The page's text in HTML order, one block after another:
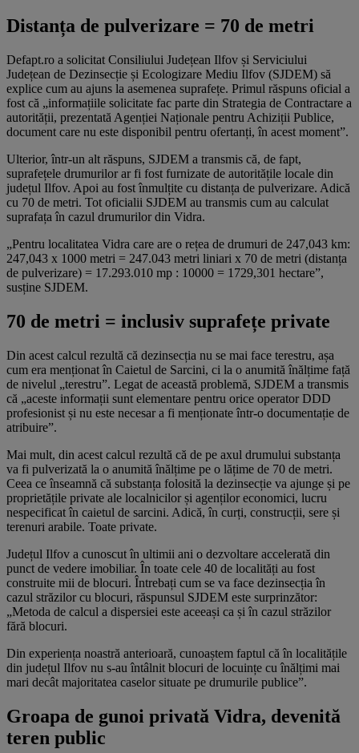
Distanța de pulverizare = 70 de metri
Defapt.ro a solicitat Consiliului Județean Ilfov și Serviciului
Județean de Dezinsecție și Ecologizare Mediu Ilfov (SJDEM) să
explice cum au ajuns la asemenea suprafețe. Primul răspuns oficial a
fost că „informațiile solicitate fac parte din Strategia de Contractare a
autorității, prezentată Agenției Naționale pentru Achiziții Publice,
document care nu este disponibil pentru ofertanți, în acest moment”.
Ulterior, într-un alt răspuns, SJDEM a transmis că, de fapt,
suprafețele drumurilor ar fi fost furnizate de autoritățile locale din
județul Ilfov. Apoi au fost înmulțite cu distanța de pulverizare. Adică
cu 70 de metri. Tot oficialii SJDEM au transmis cum au calculat
suprafața în cazul drumurilor din Vidra.
„Pentru localitatea Vidra care are o rețea de drumuri de 247,043 km:
247,043 x 1000 metri = 247.043 metri liniari x 70 de metri (distanța
de pulverizare) = 17.293.010 mp : 10000 = 1729,301 hectare”,
susține SJDEM.
70 de metri = inclusiv suprafețe private
Din acest calcul rezultă că dezinsecția nu se mai face terestru, așa
cum era menționat în Caietul de Sarcini, ci la o anumită înălțime față
de nivelul „terestru”. Legat de această problemă, SJDEM a transmis
că „aceste informații sunt elementare pentru orice operator DDD
profesionist și nu este necesar a fi menționate într-o documentație de
atribuire”.
Mai mult, din acest calcul rezultă că de pe axul drumului substanța
va fi pulverizată la o anumită înălțime pe o lățime de 70 de metri.
Ceea ce înseamnă că substanța folosită la dezinsecție va ajunge și pe
proprietățile private ale localnicilor și agenților economici, lucru
nespecificat în caietul de sarcini. Adică, în curți, construcții, sere și
terenuri arabile. Toate private.
Județul Ilfov a cunoscut în ultimii ani o dezvoltare accelerată din
punct de vedere imobiliar. În toate cele 40 de localități au fost
construite mii de blocuri. Întrebați cum se va face dezinsecția în
cazul străzilor cu blocuri, răspunsul SJDEM este surprinzător:
„Metoda de calcul a dispersiei este aceeași ca și în cazul străzilor
fără blocuri.
Din experiența noastră anterioară, cunoaștem faptul că în localitățile
din județul Ilfov nu s-au întâlnit blocuri de locuințe cu înălțimi mai
mari decât majoritatea caselor situate pe drumurile publice”.
Groapa de gunoi privată Vidra, devenită
teren public